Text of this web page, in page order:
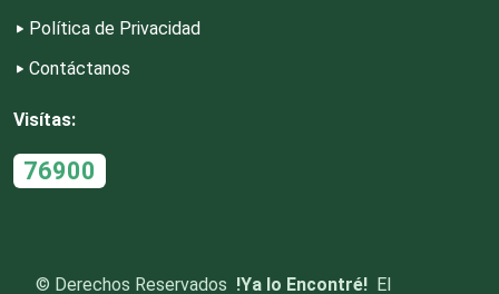
Exhibidores y Mallas
Extinguidores
Política de Privacidad
Contáctanos
Visítas:
76900
© Derechos Reservados !Ya lo Encontré! El